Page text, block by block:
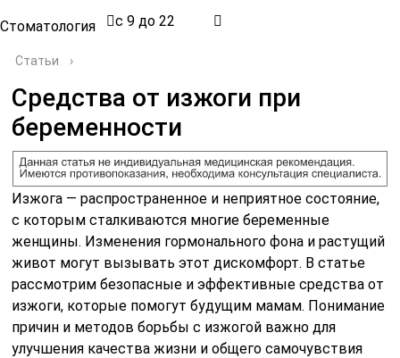
Стоматология с 9 до 22
Статьи ›
Средства от изжоги при
беременности
Изжога — распространенное и неприятное состояние,
с которым сталкиваются многие беременные
женщины. Изменения гормонального фона и растущий
живот могут вызывать этот дискомфорт. В статье
рассмотрим безопасные и эффективные средства от
изжоги, которые помогут будущим мамам. Понимание
причин и методов борьбы с изжогой важно для
улучшения качества жизни и общего самочувствия